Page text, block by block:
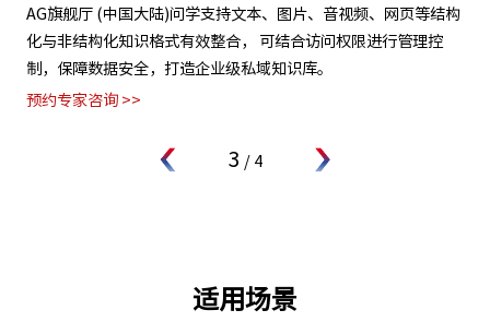
AG旗舰厅 (中国大陆)问学支持文本、图片、音视频、网页等结构
化与非结构化知识格式有效整合， 可结合访问权限进行管理控
制，保障数据安全，打造企业级私域知识库。
预约专家咨询 >>
3 / 4
适用场景